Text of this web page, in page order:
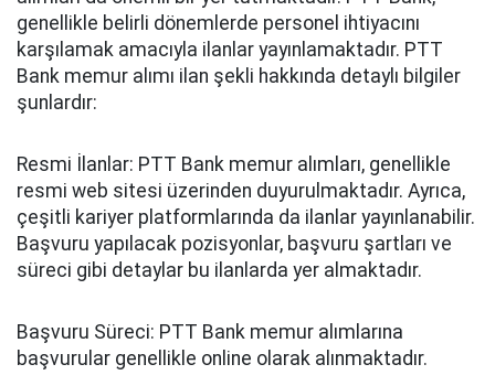
genellikle belirli dönemlerde personel ihtiyacını
karşılamak amacıyla ilanlar yayınlamaktadır. PTT
Bank memur alımı ilan şekli hakkında detaylı bilgiler
şunlardır:
Resmi İlanlar: PTT Bank memur alımları, genellikle
resmi web sitesi üzerinden duyurulmaktadır. Ayrıca,
çeşitli kariyer platformlarında da ilanlar yayınlanabilir.
Başvuru yapılacak pozisyonlar, başvuru şartları ve
süreci gibi detaylar bu ilanlarda yer almaktadır.
Başvuru Süreci: PTT Bank memur alımlarına
başvurular genellikle online olarak alınmaktadır.